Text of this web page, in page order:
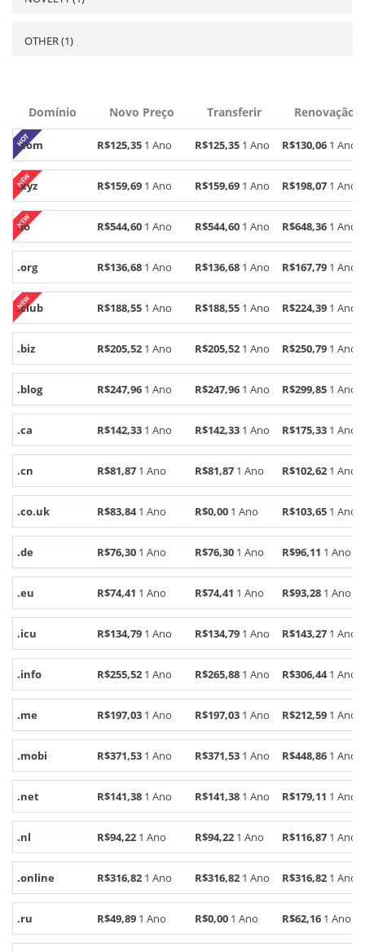
OTHER (1)
Domínio Novo Preço Transferir Renovação
.com R$125,35 1 Ano R$125,35 1 Ano R$130,06 1 Ano
.xyz R$159,69 1 Ano R$159,69 1 Ano R$198,07 1 Ano
.io R$544,60 1 Ano R$544,60 1 Ano R$648,36 1 Ano
.org R$136,68 1 Ano R$136,68 1 Ano R$167,79 1 Ano
.club R$188,55 1 Ano R$188,55 1 Ano R$224,39 1 Ano
.biz R$205,52 1 Ano R$205,52 1 Ano R$250,79 1 Ano
.blog R$247,96 1 Ano R$247,96 1 Ano R$299,85 1 Ano
.ca R$142,33 1 Ano R$142,33 1 Ano R$175,33 1 Ano
.cn R$81,87 1 Ano R$81,87 1 Ano R$102,62 1 Ano
.co.uk R$83,841 Ano R$0,00 1 Ano R$103,65 1 Ano
.de R$76,30 1 Ano R$76,30 1 Ano R$96,11 1 Ano
.eu R$74,41 1 Ano R$74,41 1 Ano R$93,28 1 Ano
.icu R$134,79 1 Ano R$134,79 1 Ano R$143,27 1 Ano
.info R$255,52 1 Ano R$265,88 1 Ano R$306,441 Ano
.me R$197,03 1 Ano R$197,03 1 Ano R$212,59 1 Ano
.mobi R$371,53 1 Ano R$371,53 1 Ano R$448,86 1 Ano
.net R$141,38 1 Ano R$141,38 1 Ano R$179,11 1 Ano
.nl R$94,22 1 Ano R$94,22 1 Ano R$116,87 1 Ano
.online R$316,82 1 Ano R$316,82 1 Ano R$316,82 1 Ano
.ru R$49,89 1 Ano R$0,00 1 Ano R$62,16 1 Ano